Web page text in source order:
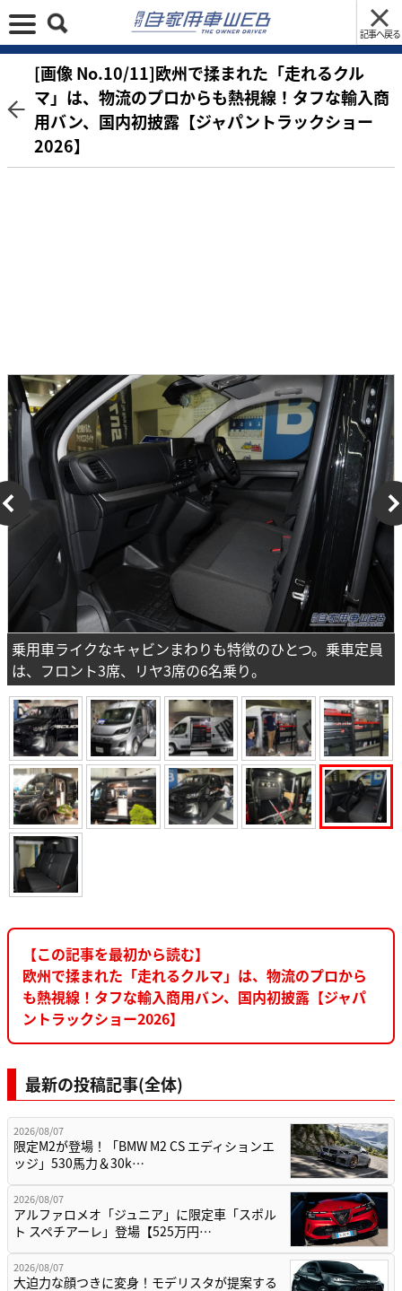
記事へ戻る
[画像 No.10/11]欧州で揉まれた「走れるクル
マ」は、物流のプロからも熱視線！タフな輸入商
用バン、国内初披露【ジャパントラックショー
2026】
乗用車ライクなキャビンまわりも特徴のひとつ。乗車定員
は、フロント3席、リヤ3席の6名乗り。
【この記事を最初から読む】
欧州で揉まれた「走れるクルマ」は、物流のプロから
も熱視線！タフな輸入商用バン、国内初披露【ジャパ
ントラックショー2026】
最新の投稿記事(全体)
2026/08/07
限定M2が登場！「BMW M2 CS エディションエ
ッジ」530馬力＆30k…
2026/08/07
アルファロメオ「ジュニア」に限定車「スポル
ト スペチアーレ」登場【525万円…
2026/08/07
大迫力な顔つきに変身！モデリスタが提案する